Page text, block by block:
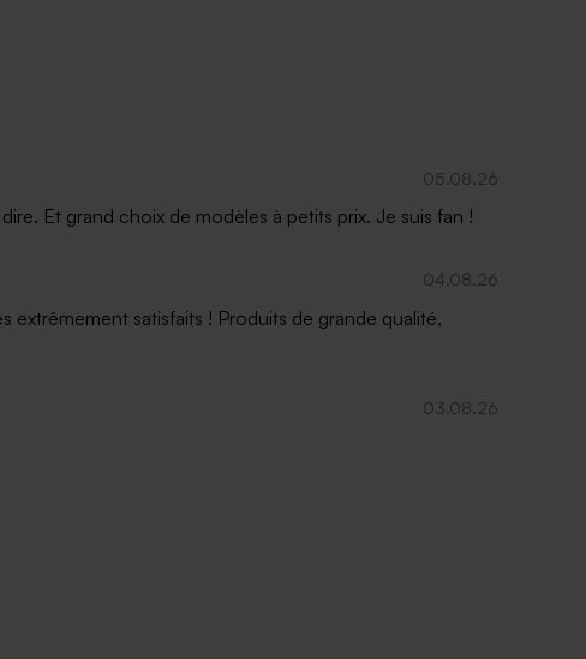
05.08.26
Et grand choix de modèles à petits prix. Je suis fan !
04.08.26
extrêmement satisfaits ! Produits de grande qualité,
03.08.26